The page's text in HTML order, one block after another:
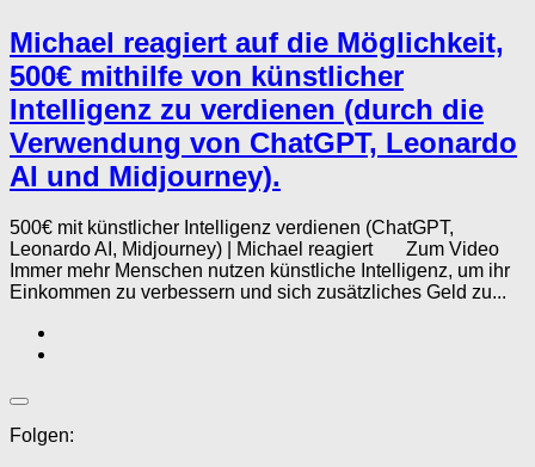
Michael reagiert auf die Möglichkeit,
500€ mithilfe von künstlicher
Intelligenz zu verdienen (durch die
Verwendung von ChatGPT, Leonardo
AI und Midjourney).
500€ mit künstlicher Intelligenz verdienen (ChatGPT,
Leonardo AI, Midjourney) | Michael reagiert Zum Video
Immer mehr Menschen nutzen künstliche Intelligenz, um ihr
Einkommen zu verbessern und sich zusätzliches Geld zu...
Folgen: